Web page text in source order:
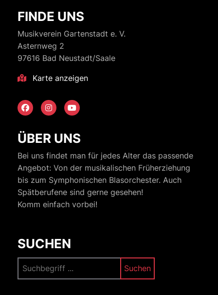
FINDE UNS
Musikverein Gartenstadt e. V.
Asternweg 2
97616 Bad Neustadt/Saale
Karte anzeigen
ÜBER UNS
Bei uns findet man für jedes Alter das passende
Angebot: Von der musikalischen Früherziehung
bis zum Symphonischen Blasorchester. Auch
Spätberufene sind gerne gesehen!
Komm einfach vorbei!
SUCHEN
Suchen